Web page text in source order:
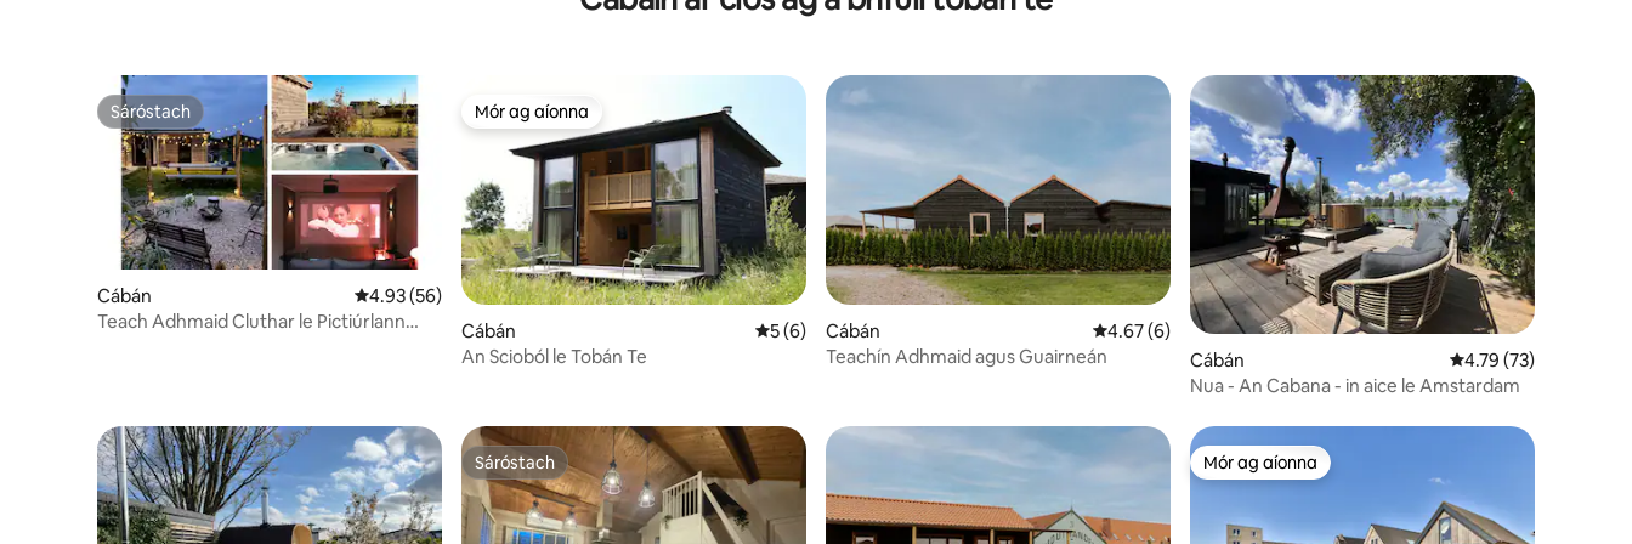
Sáróstach
Sáróstach
Cábán Meánrátáil 4.93 as 5, 56 léirmheas
4.93 (56)
Teach Adhmaid Cluthar le Pictiúrlann
Mór ag aíonna
Mór ag aíonna
Cábán Meánrátáil 5 as 5, 6 léirmheas
5 (6)
An Scioból le Tobán Te
Cábán Meánrátáil 4.67 as 5, 6 léirmheas
4.67 (6)
Teachín Adhmaid agus Guairneán
Cábán Meánrátáil 4.79 as 5,
4.79 (73)
Nua - An Cabana - in aice le Amstardam
Sáróstach
Sáróstach Mór ag aíonna
Mór ag aíonna